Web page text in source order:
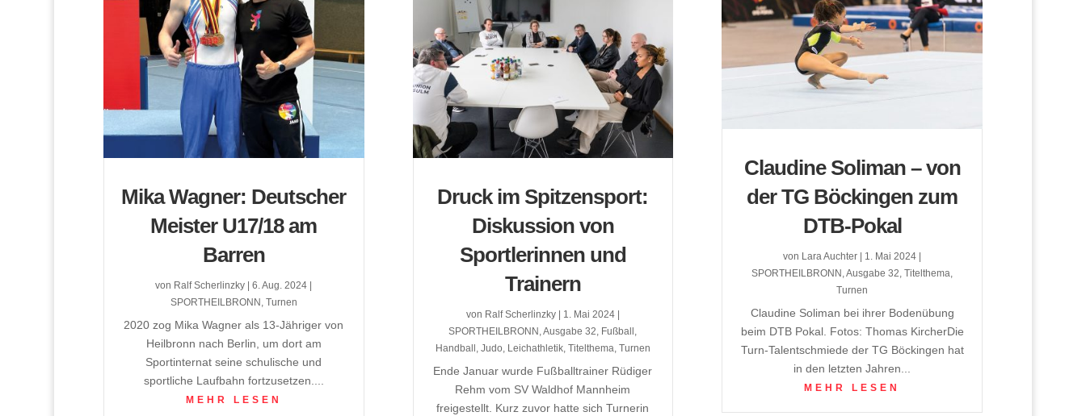
Mika Wagner: Deutscher
Meister U17/18 am
Barren
von Ralf Scherlinzky |6. Aug. 2024
SPORTHEILBRONN , Turnen
2020 zog Mika Wagner als 13-Jähriger von
Heilbronn nach Berlin, um dort am
Sportinternat seine schulische und
sportliche Laufbahn fortzusetzen....
MEHR LESEN
Druck im Spitzensport:
Diskussion von
Sportlerinnen und
Trainern
von Ralf Scherlinzky| 1. Mai 2024|
SPORTHEILBRONN ,Ausgabe 32, Fußball ,
Handball , Judo, Leichathletik, Titelthema, Turnen
Ende Januar wurde Fußballtrainer Rüdiger
Rehm vom SV Waldhof Mannheim
freigestellt. Kurz zuvor hatte sich Turnerin
Claudine Soliman – von
der TG Böckingen zum
DTB-Pokal
von Lara Auchter 1. Mai 2024
SPORTHEILBRONN ,Ausgabe 32,Titelthema,
Turnen
Claudine Soliman bei ihrer Bodenübung
beim DTB Pokal. Fotos: Thomas KircherDie
Turn-Talentschmiede der TG Böckingen hat
in den letzten Jahren...
MEHR LESEN